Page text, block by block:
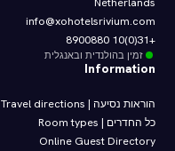
1012
info@xohotelsrivium.com
+31(0)10 8900880
זמין בהולנדית ובאנגלית
Information
הוראות נסיעה | Travel directions
כל החדרים | Room types
Online Guest Directory